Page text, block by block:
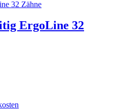
ErgoLine 32